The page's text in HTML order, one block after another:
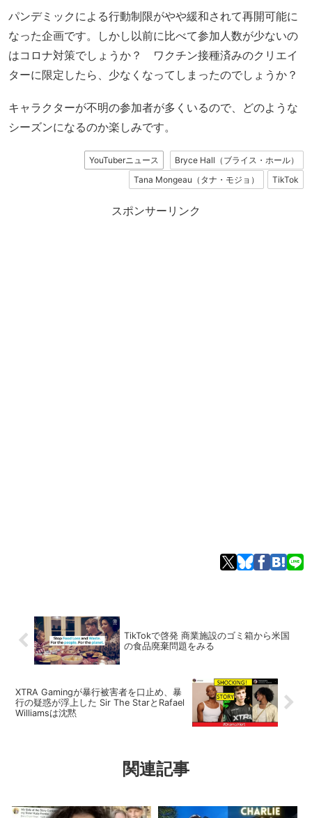
パンデミックによる行動制限がやや緩和されて再開可能に
なった企画です。しかし以前に比べて参加人数が少ないの
はコロナ対策でしょうか？ ワクチン接種済みのクリエイ
ターに限定したら、少なくなってしまったのでしょうか？
キャラクターが不明の参加者が多くいるので、どのような
シーズンになるのか楽しみです。
YouTuberニュース
Bryce Hall（ブライス・ホール）
Tana Mongeau（タナ・モジョ）
TikTok
スポンサーリンク
TikTokで啓発 商業施設のゴミ箱から米国
の食品廃棄問題をみる
XTRA Gamingが暴行被害者を口止め、暴
行の疑惑が浮上した Sir The StarとRafael
Williamsは沈黙
関連記事